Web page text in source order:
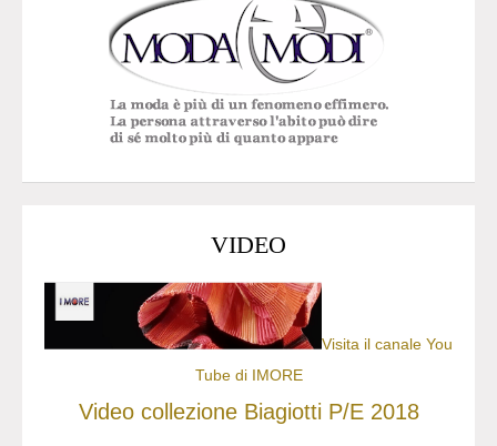
VIDEO
Visita il canale You
Tube di IMORE
Video collezione Biagiotti P/E 2018